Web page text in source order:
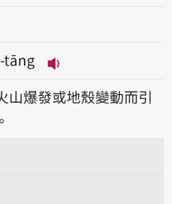
播放音讀tē-tāng/
山爆發或地殼變動而引